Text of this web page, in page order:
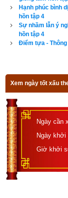
khác.
Ngày cần
Hạnh phúc bình
hồn tập 4
Sự nhầm lẫn ý
hồn tập 4
Điểm tựa -
Xem ngày tốt xấu
Ngày cần
Ngày
Giờ khởi